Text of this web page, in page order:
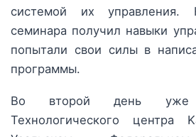
системой их управления.
семинара получил навыки
попытали свои силы в
программы.
Во второй день уже
Технологического центра